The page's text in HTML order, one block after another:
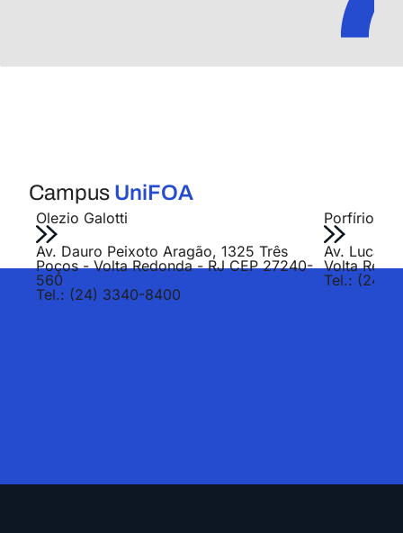
Campus UniFOA
Olezio Galotti
Av. Dauro Peixoto Aragão, 1325 Três
Poços - Volta Redonda - RJ CEP 27240-
560
Tel.: (24) 3340-8400
Porfírio
Av. Lucas
Volta
Tel.: (24)